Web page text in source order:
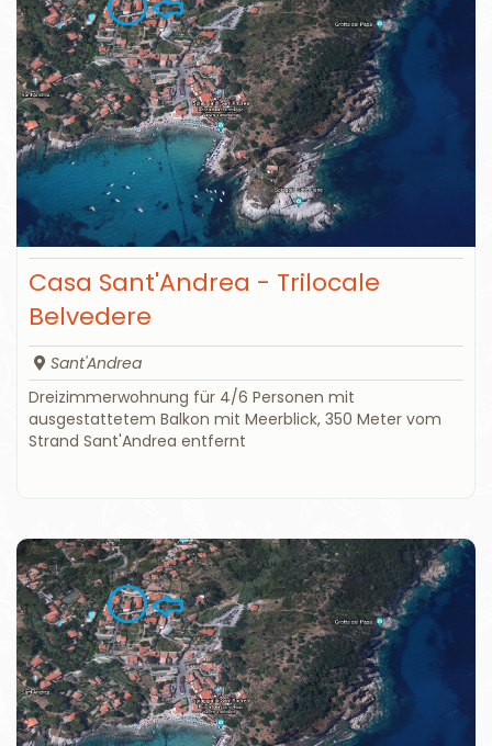
Casa Sant'Andrea - Trilocale
Belvedere
Sant'Andrea
Dreizimmerwohnung für 4/6 Personen mit
ausgestattetem Balkon mit Meerblick, 350 Meter vom
Strand Sant'Andrea entfernt